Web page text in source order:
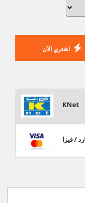
اشتري الآن
KNet
/ فيزا